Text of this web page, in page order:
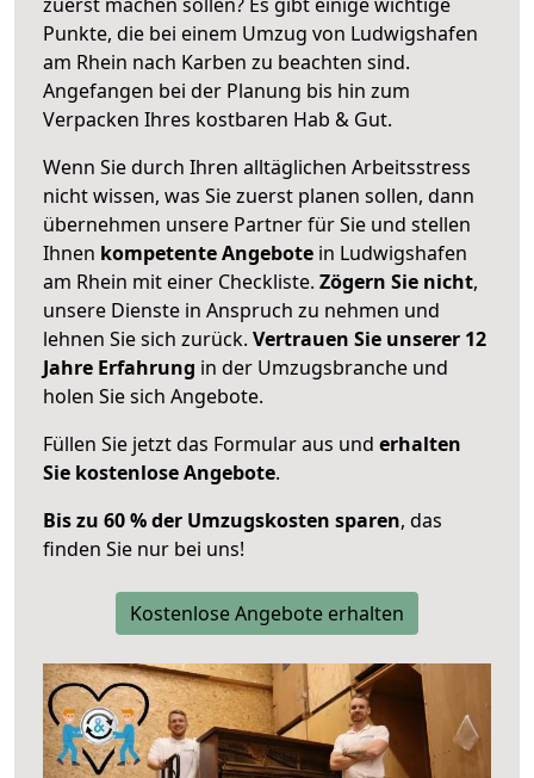
Punkte, die bei einem Umzug von Ludwigshafen
am Rhein nach Karben zu beachten sind.
Angefangen bei der Planung bis hin zum
Verpacken Ihres kostbaren Hab & Gut.
Wenn Sie durch Ihren alltäglichen Arbeitsstress
nicht wissen, was Sie zuerst planen sollen, dann
übernehmen unsere Partner für Sie und stellen
Ihnen kompetente Angebote in Ludwigshafen
am Rhein mit einer Checkliste. Zögern Sie nicht,
unsere Dienste in Anspruch zu nehmen und
lehnen Sie sich zurück. Vertrauen Sie unserer 12
Jahre Erfahrung in der Umzugsbranche und
holen Sie sich Angebote.
Füllen Sie jetzt das Formular aus und erhalten
Sie kostenlose Angebote.
Bis zu 60 % der Umzugskosten sparen, das
finden Sie nur bei uns!
Kostenlose Angebote erhalten